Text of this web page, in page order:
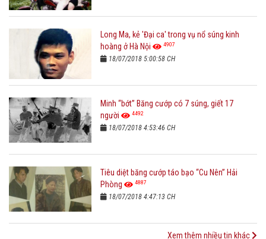
Long Ma, kẻ 'Đại ca' trong vụ nổ súng kinh
hoàng ở Hà Nội
4907
18/07/2018 5:00:58 CH
Minh “bớt” Băng cướp có 7 súng, giết 17
người
4492
18/07/2018 4:53:46 CH
Tiêu diệt băng cướp táo bạo “Cu Nên” Hải
Phòng
4887
18/07/2018 4:47:13 CH
Xem thêm nhiều tin khác